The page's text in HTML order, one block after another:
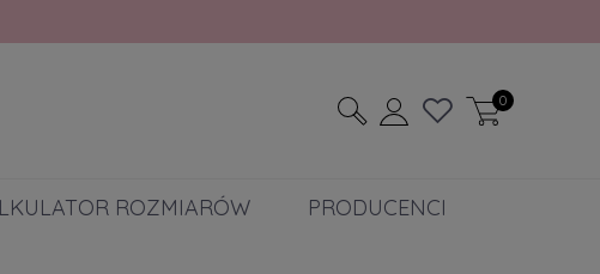
0
ROZMIARÓW PRODUCENCI